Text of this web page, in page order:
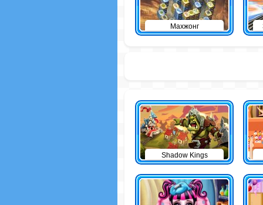
Махжонг
Shadow Kings